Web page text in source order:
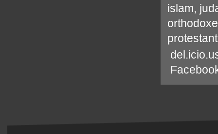
islam,
orthodoxe